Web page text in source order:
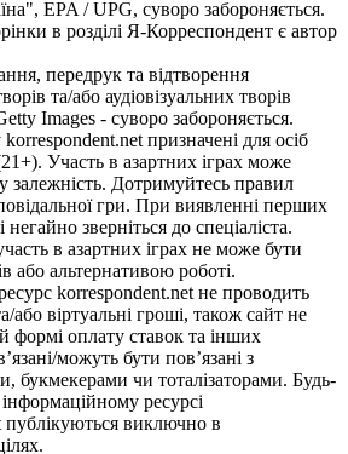
EPA / UPG, суворо забороняється.
в розділі Я-Корреспондент є автор
передрук та відтворення
та/або аудіовізуальних творів
Images - суворо забороняється.
призначені для осіб
Участь в азартних іграх може
залежність. Дотримуйтесь правил
гри. При виявленні перших
негайно зверніться до спеціаліста.
в азартних іграх не може бути
або альтернативою роботі.
korrespondent.net не проводить
або віртуальні гроші, також сайт не
формі оплату ставок та інших
можуть бути пов’язані з
букмекерами чи тоталізаторами. Будь-
ресурсі
публікуються виключно в